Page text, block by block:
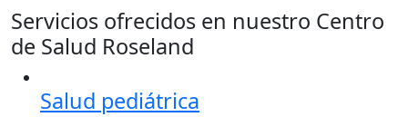
Servicios ofrecidos en nuestro Centro
de Salud Roseland
Salud pediátrica